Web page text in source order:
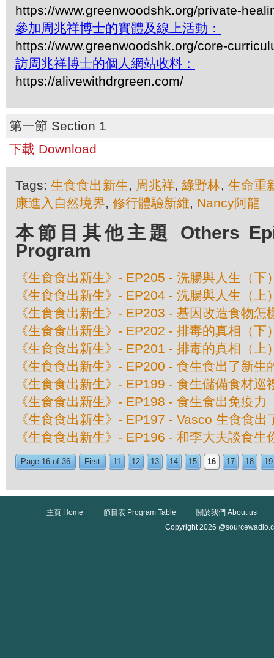
https://www.greenwoodshk.org/private-
參加周兆祥博士的實體及線上活動：
https://www.greenwoodshk.org/core-
訪周兆祥博士的個人網站收料：
https://alivewithdrgreen.com/
第一節 Section 1
下載 Download
Tags:生食食出新生, 周兆祥,綠野林, 生命重
康進入自然境界, 修行體驗新維, Nancy阿龍
本節目其他主題 Others
Program
《生食食出新生》- EP205 - 洗腸與人生（下
《生食食出新生》- EP204 - 洗腸與人生（上
《生食食出新生》- EP203 - 基因改造食物怎
《生食食出新生》- EP202 - 排毒的真相（下
《生食食出新生》- EP201 - 排毒的真相（上
《生食食出新生》- EP200 - 食生食出了新生
《生食食出新生》- EP199 - 食生儲備食材巡
《生食食出新生》- EP198 - 食生食出免疫力
《生食食出新生》- EP197 - Vasco 生食食出
《生食食出新生》- EP196 - 和李大夫談食生
Page 16 of 36 First 11 12 13 14 15 16 17 18 19
主頁 Home 節目表 Program Table
關於我們 About us
Copyright 2026